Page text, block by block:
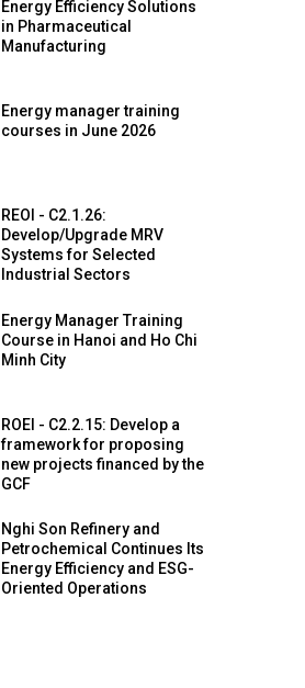
Energy Efficiency Solutions
in Pharmaceutical
Manufacturing
Energy manager training
courses in June 2026
REOI - C2.1.26:
Develop/Upgrade MRV
Systems for Selected
Industrial Sectors
Energy Manager Training
Course in Hanoi and Ho Chi
Minh City
ROEI - C2.2.15: Develop a
framework for proposing
new projects financed by the
GCF
Nghi Son Refinery and
Petrochemical Continues Its
Energy Efficiency and ESG-
Oriented Operations